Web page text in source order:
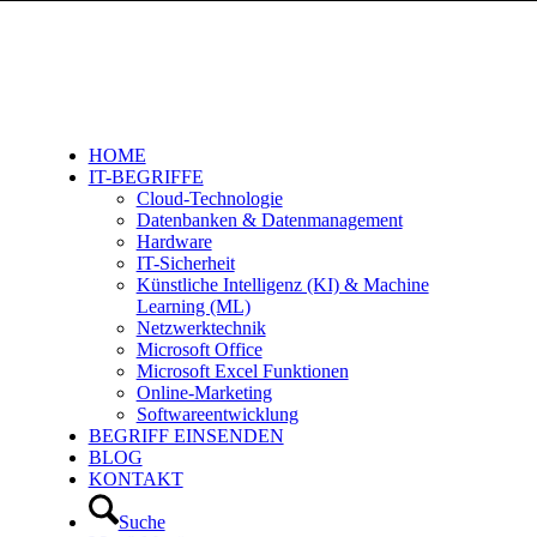
HOME
IT-BEGRIFFE
Cloud-Technologie
Datenbanken & Datenmanagement
Hardware
IT-Sicherheit
Künstliche Intelligenz (KI) & Machine
Learning (ML)
Netzwerktechnik
Microsoft Office
Microsoft Excel Funktionen
Online-Marketing
Softwareentwicklung
BEGRIFF EINSENDEN
BLOG
KONTAKT
Suche